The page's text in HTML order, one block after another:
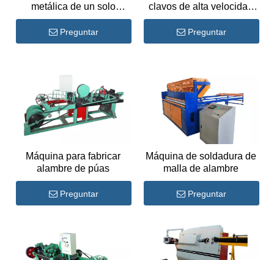
metálica de un solo
alambre de 2,5 m
Preguntar
clavos de alta velocidad
para hacer clavos largos
Preguntar
Máquina para fabricar
alambre de púas
Preguntar
Máquina de soldadura de
malla de alambre
Preguntar